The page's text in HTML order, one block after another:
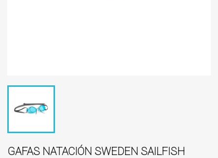
GAFAS NATACIÓN SWEDEN SAILFISH